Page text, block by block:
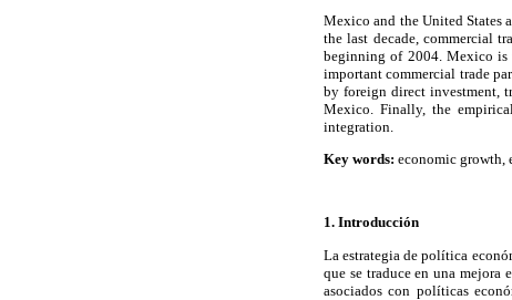
Mexico and the United States
the last decade, commercial
beginning of 2004. Mexico is
important commercial trade
by foreign direct investment,
Mexico. Finally, the
integration.
Key words: economic growth,
1. Introducción
La estrategia de política
que se traduce en una mejora
asociados con políticas